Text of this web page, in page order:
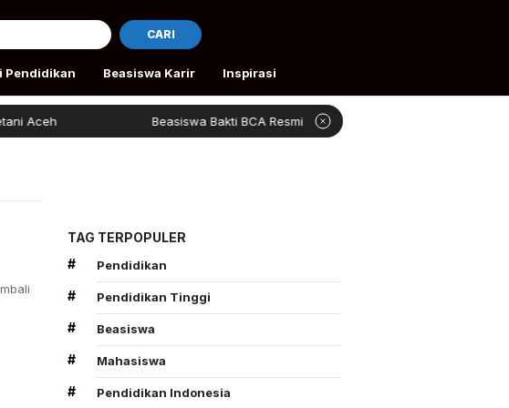
CARI
Pendidikan Beasiswa Karir Inspirasi
Aceh Beasiswa Bakti BCA Resmi Dibuka
TAG TERPOPULER
#
Pendidikan
# Pendidikan Tinggi
# Beasiswa
# Mahasiswa
# Pendidikan Indonesia